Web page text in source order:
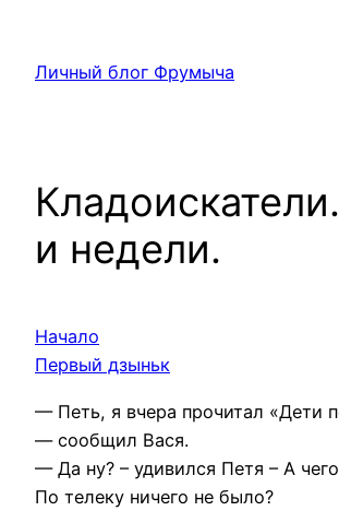
содержимому
Личный блог Фрумыча
и недели.
Начало
Первый дзыньк
— Петь, я вчера прочитал «Дети
— сообщил Вася.
— Да ну? – удивился Петя – А
По телеку ничего не было?